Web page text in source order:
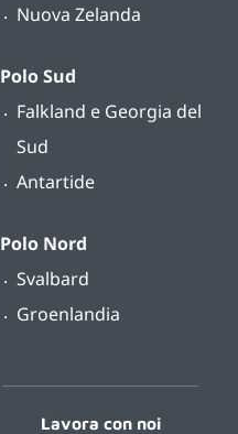
Nuova Zelanda
Polo Sud
Falkland e Georgia del
Sud
Antartide
Polo Nord
Svalbard
Groenlandia
Lavora con noi